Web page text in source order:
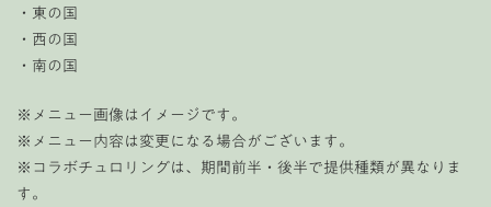
・東の国
・西の国
・南の国
※メニュー画像はイメージです。
※メニュー内容は変更になる場合がございます。
※コラボチュロリングは、期間前半・後半で提供種類が異なりま
す。